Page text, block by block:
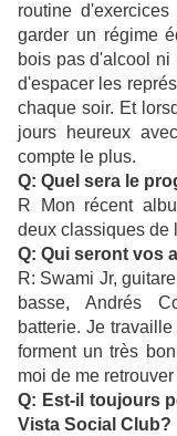
routine
garder un régime
bois pas d'alcool ni
d'espacer les
chaque soir. Et
jours heureux
compte le plus.
Q: Quel sera le
R Mon récent
deux classiques de
Q: Qui seront vos
R: Swami Jr,
basse, Andrés
batterie. Je
forment un très
moi de me
Q: Est-il toujours
Vista Social Club?